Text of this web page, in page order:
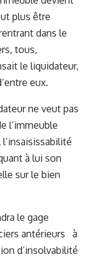
plus être
dans le
tous,
le liquidateur,
eux.
ne veut pas
l’immeuble
à lui son
sur le bien
le gage
antérieurs à
d’insolvabilité